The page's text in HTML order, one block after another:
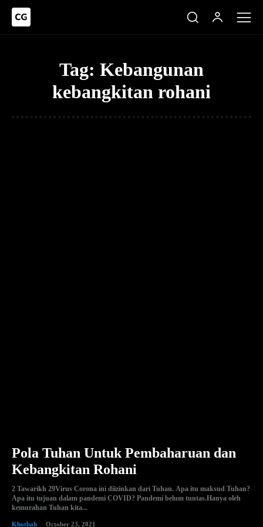
Tag: Kebangunan
kebangkitan rohani
Pola Tuhan Untuk Pembaharuan dan
Kebangkitan Rohani
2 Tawarikh 29Virus Corona ini diizinkan dari Tuhan. Apa itu maksud Tuhan?
Apa itu tujuan dalam pandemi COVID? Pandemi belum tuntas.Hanya oleh
kemurahan Tuhan kita...
Khotbah October 23, 2021